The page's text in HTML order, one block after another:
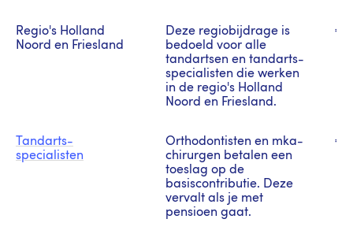
Regio's Holland
Noord en Friesland
Deze regiobijdrage is
bedoeld voor alle
tandartsen en tandarts-
specialisten die werken
in de regio's Holland
Noord en Friesland.
€
Tandarts-
specialisten
Orthodontisten en mka-
chirurgen betalen een
toeslag op de
basiscontributie. Deze
vervalt als je met
pensioen gaat.
€